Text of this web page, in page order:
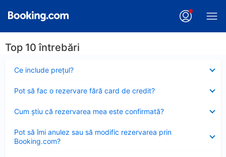
Top 10 întrebări
Ce include preţul?
închis
Pot să fac o rezervare fără card de credit?
închis
Cum ştiu că rezervarea mea este confirmată?
închis
Pot să îmi anulez sau să modific rezervarea prin
Booking.com?
închis